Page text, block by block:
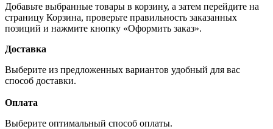
Добавьте выбранные товары в корзину, а затем перейдите на
страницу Корзина, проверьте правильность заказанных
позиций и нажмите кнопку «Оформить заказ».
Доставка
Выберите из предложенных вариантов удобный для вас
способ доставки.
Оплата
Выберите оптимальный способ оплаты.